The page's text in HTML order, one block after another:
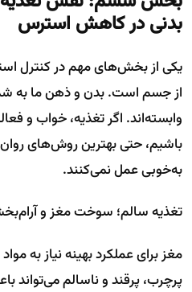
بدنی در کاهش استرس
یکی از بخش‌های مهم در کنترل
از جسم است. بدن و ذهن ما به
وابسته‌اند. اگر تغذیه، خواب و
باشیم، حتی بهترین روش‌های
به‌خوبی عمل نمی‌کنند.
تغذیه سالم؛ سوخت مغز و
مغز برای عملکرد بهینه نیاز به
پرچرب، پرقند و ناسالم